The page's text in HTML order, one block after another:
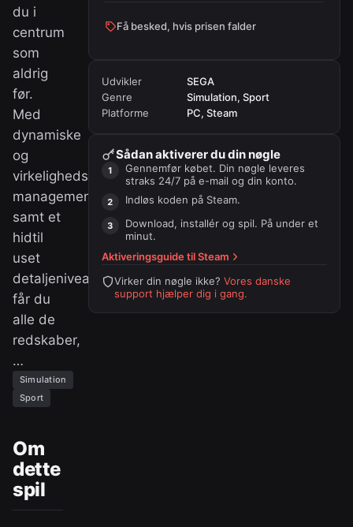
du i
centrum
som
aldrig
før.
Med
dynamiske
og
virkelighedstro
managementoplevelser
samt et
hidtil
uset
detaljeniveau
får du
alle de
redskaber,
…
Simulation
Sport
Få besked, hvis prisen falder
Udvikler
SEGA
Genre
Simulation, Sport
Platforme
PC, Steam
Sådan aktiverer du din nøgle
Gennemfør købet. Din nøgle leveres
straks 24/7 på e-mail og din konto.
Indløs koden på Steam.
Download, installér og spil. På under et
minut.
Aktiveringsguide tilSteam
Virker din nøgle ikke? Vores danske
support hjælper dig i gang.
Om
dette
spil